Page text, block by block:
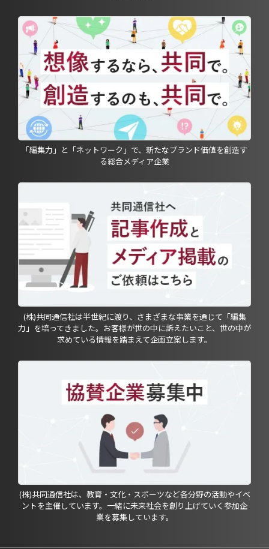
「編集力」と「ネットワーク」で、新たなブランド価値を創造す
る総合メディア企業
(株)共同通信社は半世紀に渡り、さまざまな事業を通じて「編集
力」を培ってきました。お客様が世の中に訴えたいこと、世の中が
求めている情報を踏まえて企画立案します。
(株)共同通信社は、教育・文化・スポーツなど各分野の活動やイベ
ントを主催しています。一緒に未来社会を創り上げていく参加企
業を募集しています。